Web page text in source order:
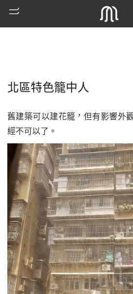
地
圖
媽
閣
寺
北區特色籠中人
舊建築可以建花籠，但有影響外
經不可以了。